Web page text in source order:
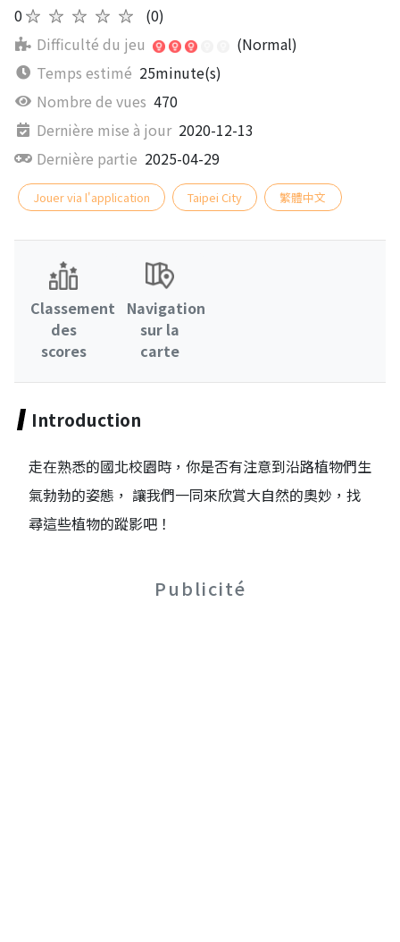
0★★★★★
(0)
Difficulté du jeu
(Normal)
Temps estimé 25minute(s)
Nombre de vues 470
Dernière mise à jour 2020-12-13
Dernière partie 2025-04-29
Jouer via l'application Taipei City 繁體中文
Classement
des
scores
Navigation
sur la
carte
Introduction
走在熟悉的國北校園時，你是否有注意到沿路植物們生
氣勃勃的姿態， 讓我們一同來欣賞大自然的奧妙，找
尋這些植物的蹤影吧！
Publicité